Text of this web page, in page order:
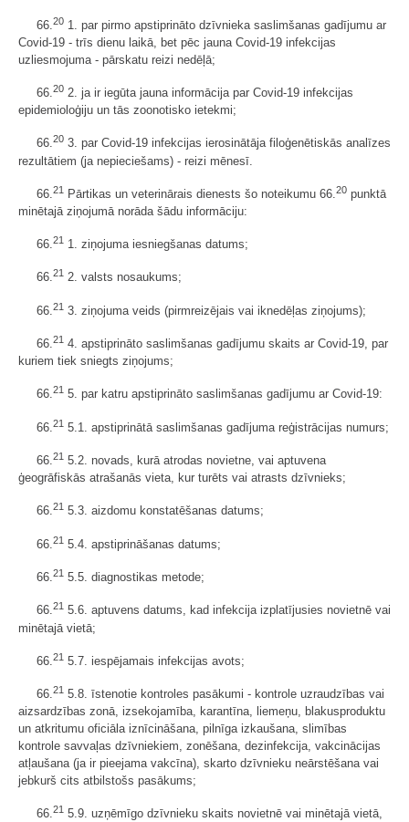
66.20 1. par pirmo apstiprināto dzīvnieka saslimšanas gadījumu ar
Covid-19 - trīs dienu laikā, bet pēc jauna Covid-19 infekcijas
uzliesmojuma - pārskatu reizi nedēļā;
66.20 2. ja ir iegūta jauna informācija par Covid-19 infekcijas
epidemioloģiju un tās zoonotisko ietekmi;
66.20 3. par Covid-19 infekcijas ierosinātāja filoģenētiskās analīzes
rezultātiem (ja nepieciešams) - reizi mēnesī.
66.21 Pārtikas un veterinārais dienests šo noteikumu 66.20 punktā
minētajā ziņojumā norāda šādu informāciju:
66.21 1. ziņojuma iesniegšanas datums;
66.21 2. valsts nosaukums;
66.21 3. ziņojuma veids (pirmreizējais vai iknedēļas ziņojums);
66.21 4. apstiprināto saslimšanas gadījumu skaits ar Covid-19, par
kuriem tiek sniegts ziņojums;
66.21 5. par katru apstiprināto saslimšanas gadījumu ar Covid-19:
66.21 5.1. apstiprinātā saslimšanas gadījuma reģistrācijas numurs;
66.21 5.2. novads, kurā atrodas novietne, vai aptuvena
ģeogrāfiskās atrašanās vieta, kur turēts vai atrasts dzīvnieks;
66.21 5.3. aizdomu konstatēšanas datums;
66.21 5.4. apstiprināšanas datums;
66.21 5.5. diagnostikas metode;
66.21 5.6. aptuvens datums, kad infekcija izplatījusies novietnē vai
minētajā vietā;
66.21 5.7. iespējamais infekcijas avots;
66.21 5.8. īstenotie kontroles pasākumi - kontrole uzraudzības vai
aizsardzības zonā, izsekojamība, karantīna, liemeņu, blakusproduktu
un atkritumu oficiāla iznīcināšana, pilnīga izkaušana, slimības
kontrole savvaļas dzīvniekiem, zonēšana, dezinfekcija, vakcinācijas
atļaušana (ja ir pieejama vakcīna), skarto dzīvnieku neārstēšana vai
jebkurš cits atbilstošs pasākums;
66.21 5.9. uzņēmīgo dzīvnieku skaits novietnē vai minētajā vietā,